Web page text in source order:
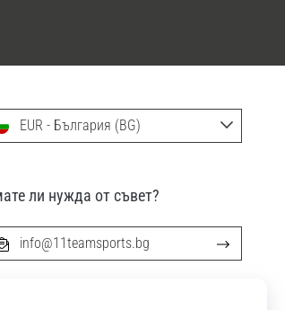
EUR - България (BG)
ли нужда от съвет?
info@11teamsports.bg